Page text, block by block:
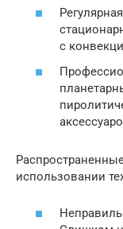
с
использовании